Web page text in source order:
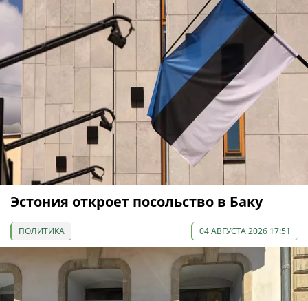
Эстония откроет посольство в Баку
ПОЛИТИКА 04 АВГУСТА 2026 17:51